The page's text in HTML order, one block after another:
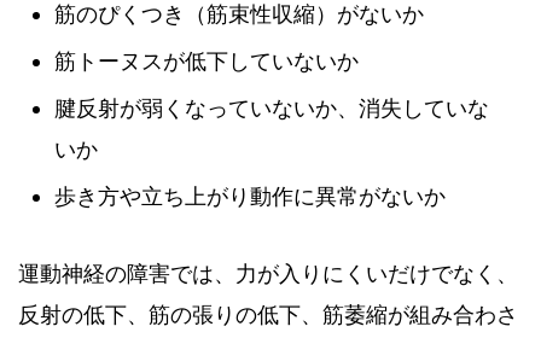
筋のぴくつき（筋束性収縮）がないか
筋トーヌスが低下していないか
腱反射が弱くなっていないか、消失していな
いか
歩き方や立ち上がり動作に異常がないか
運動神経の障害では、力が入りにくいだけでなく、
反射の低下、筋の張りの低下、筋萎縮が組み合わさ